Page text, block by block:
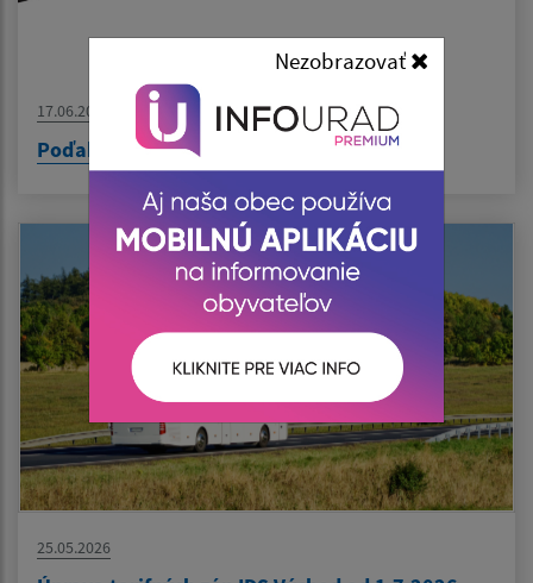
Nezobrazovať
17.06.2026
Poďakovanie Nadácii Volkswagen Slovakia
25.05.2026